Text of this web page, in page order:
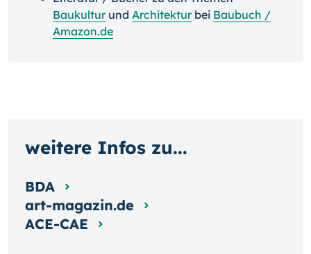
Baukulturund Architekturbei Baubuch /
Amazon.de
weitere Infos zu...
BDA
art-magazin.de
ACE-CAE